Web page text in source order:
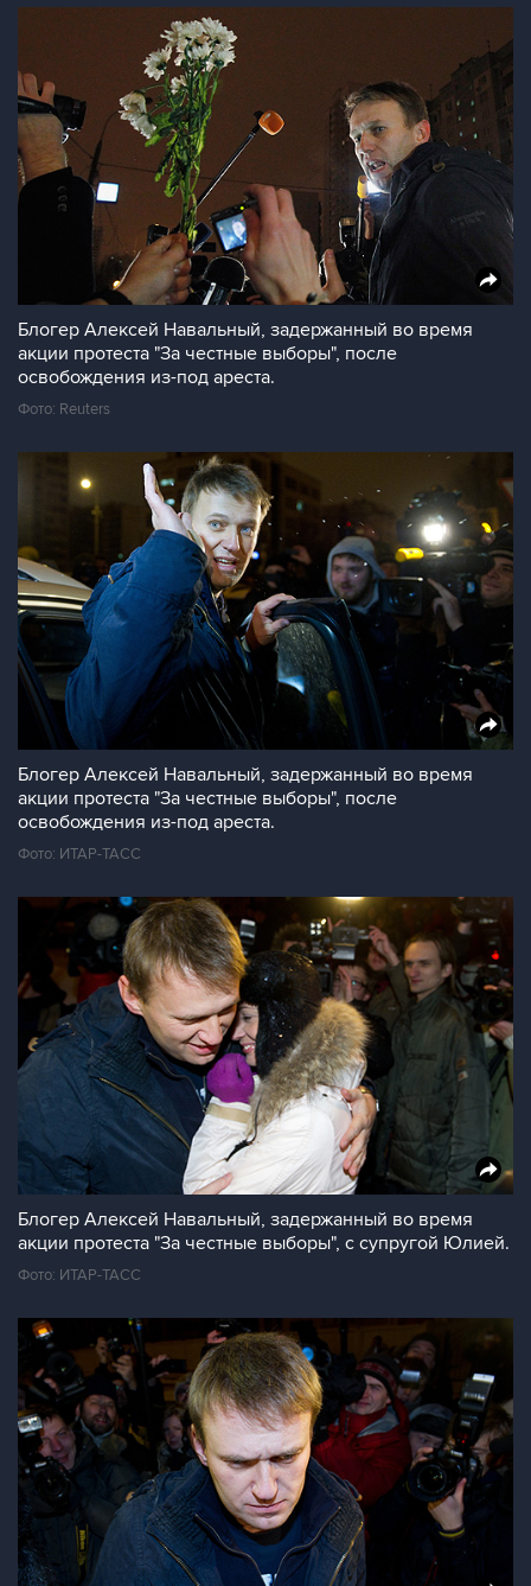
Блогер Алексей Навальный, задержанный во время
акции протеста "За честные выборы", после
освобождения из-под ареста.
Фото: Reuters
Блогер Алексей Навальный, задержанный во время
акции протеста "За честные выборы", после
освобождения из-под ареста.
Фото: ИТАР-ТАСС
Блогер Алексей Навальный, задержанный во время
акции протеста "За честные выборы", с супругой Юлией.
Фото: ИТАР-ТАСС